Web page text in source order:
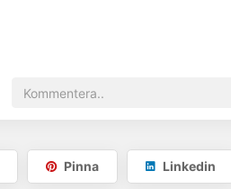
Pinna Linkedin